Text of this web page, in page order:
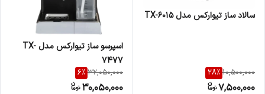
سالاد ساز تیوارکس مدل TX-6015
10,500,000
28%
7,500,000
اسپرسو ساز تیوارکس مدل TX-
7477
32,050,000
6%
30,050,000